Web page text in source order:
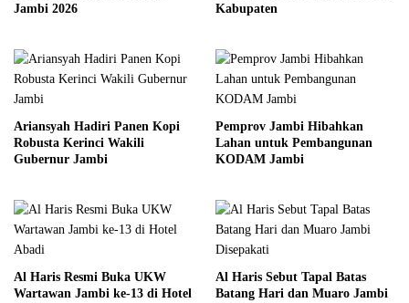
Jambi 2026
Kabupaten
Ariansyah Hadiri Panen Kopi
Robusta Kerinci Wakili
Gubernur Jambi
Pemprov Jambi Hibahkan
Lahan untuk Pembangunan
KODAM Jambi
Al Haris Resmi Buka UKW
Wartawan Jambi ke-13 di Hotel
Al Haris Sebut Tapal Batas
Batang Hari dan Muaro Jambi